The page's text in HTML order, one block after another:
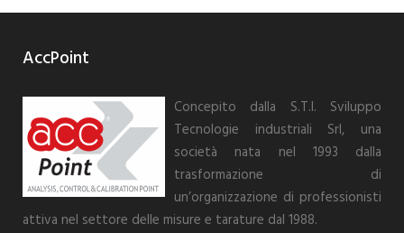
AccPoint
Concepito dalla S.T.I. Sviluppo
Tecnologie industriali Srl, una
società nata nel 1993 dalla
trasformazione di
un’organizzazione di professionisti
attiva nel settore delle misure e tarature dal 1988.